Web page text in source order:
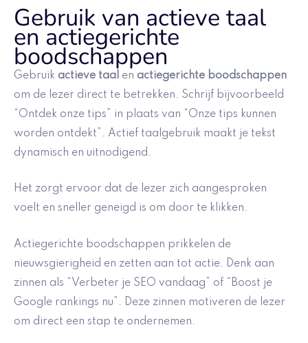
Gebruik van actieve taal
en actiegerichte
boodschappen
Gebruik actieve taal en actiegerichte boodschappen
om de lezer direct te betrekken. Schrijf bijvoorbeeld
“Ontdek onze tips” in plaats van “Onze tips kunnen
worden ontdekt”. Actief taalgebruik maakt je tekst
dynamisch en uitnodigend.
Het zorgt ervoor dat de lezer zich aangesproken
voelt en sneller geneigd is om door te klikken.
Actiegerichte boodschappen prikkelen de
nieuwsgierigheid en zetten aan tot actie. Denk aan
zinnen als “Verbeter je SEO vandaag” of “Boost je
Google rankings nu”. Deze zinnen motiveren de lezer
om direct een stap te ondernemen.